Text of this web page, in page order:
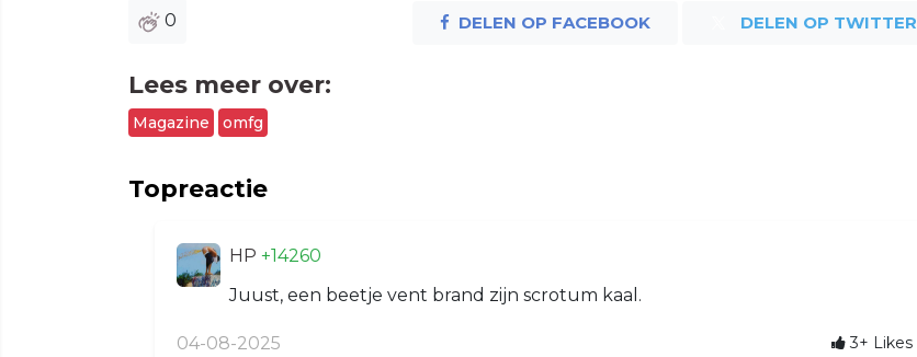
0 DELEN OP FACEBOOK DELEN OP TWITTER
Lees meer over:
Magazine omfg
Topreactie
HP +14260
Juust, een beetje vent brand zijn scrotum kaal.
04-08-2025 3+ Likes